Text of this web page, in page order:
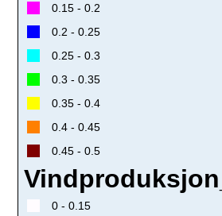
0.15 - 0.2
0.2 - 0.25
0.25 - 0.3
0.3 - 0.35
0.35 - 0.4
0.4 - 0.45
0.45 - 0.5
0 - 0.15